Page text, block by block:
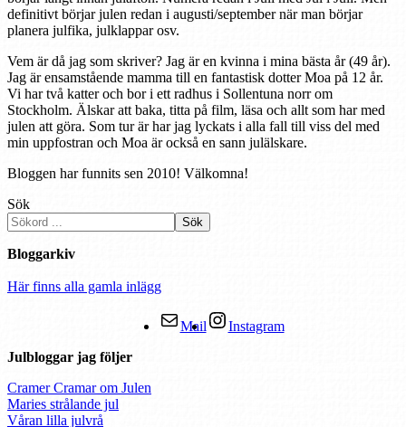
definitivt börjar julen redan i augusti/september när man börjar
planera julfika, julklappar osv.
Vem är då jag som skriver? Jag är en kvinna i mina bästa år (49 år).
Jag är ensamstående mamma till en fantastisk dotter Moa på 12 år.
Vi har två katter och bor i ett radhus i Sollentuna norr om
Stockholm. Älskar att baka, titta på film, läsa och allt som har med
julen att göra. Som tur är har jag lyckats i alla fall till viss del med
min uppfostran och Moa är också en sann julälskare.
Bloggen har funnits sen 2010! Välkomna!
Sök
Sök
Bloggarkiv
Här finns alla gamla inlägg
Mail
Instagram
Julbloggar jag följer
Cramer Cramar om Julen
Maries strålande jul
Våran lilla julvrå